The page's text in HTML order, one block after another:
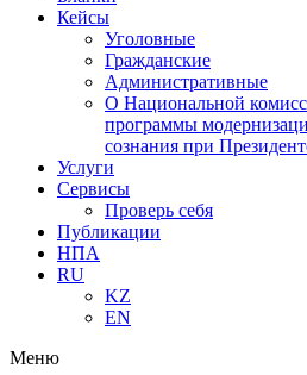
Кейсы
Уголовные
Гражданские
Административные
О Национальной
программы
сознания при
Услуги
Сервисы
Проверь себя
Публикации
НПА
RU
KZ
EN
Меню